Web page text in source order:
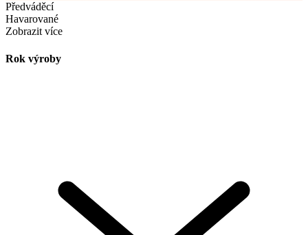
Předváděcí
Havarované
Zobrazit více
Rok výroby